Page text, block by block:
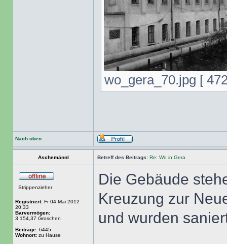
wo_gera_70.jpg [
Nach oben
Aschemännl Betreff des Beitrags: Re: Wo in Gera
Strippenzieher
Registriert: Fr 04.Mai 2012
20:33
Barvermögen:
3.154,37 Groschen
Beiträge: 6445
Wohnort: zu Hause
Die Gebäude
Kreuzung zur
und wurden